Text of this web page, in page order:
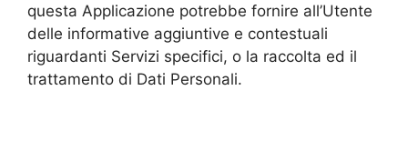
questa Applicazione potrebbe fornire all’Utente
delle informative aggiuntive e contestuali
riguardanti Servizi specifici, o la raccolta ed il
trattamento di Dati Personali.